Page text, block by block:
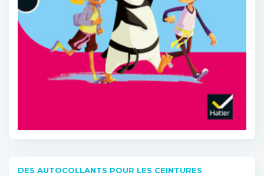
DES AUTOCOLLANTS POUR LES CEINTURES